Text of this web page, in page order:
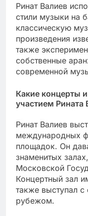
Ринат Валиев
стили музыки на
классическую
произведения
также
собственные
современной
Какие концерты
участием Рината
Ринат Валиев
международных
площадок. Он
знаменитых
Московской
Концертный зал
также выступал с
рубежом.